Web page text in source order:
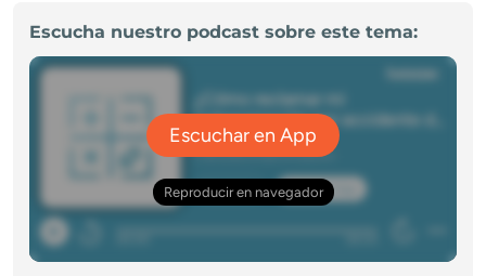
Escucha nuestro podcast sobre este tema: